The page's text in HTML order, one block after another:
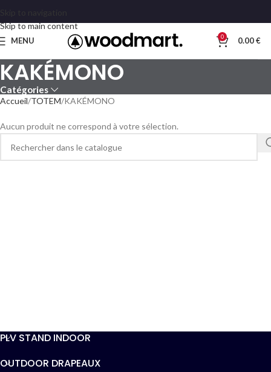
Skip to main content
MENU 0 0.00€
KAKÉMONO
Catégories
Accueil TOTEM KAKÉMONO
Aucun produit ne correspond à votre sélection.
PLV STAND INDOOR
OUTDOOR DRAPEAUX